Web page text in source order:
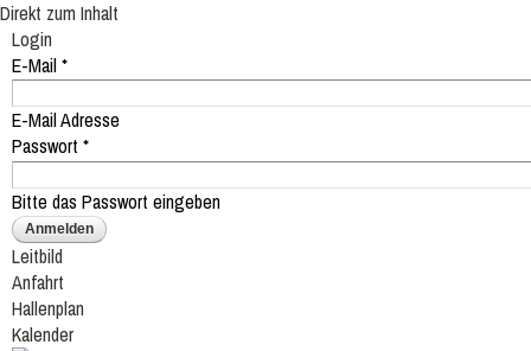
Direkt zum Inhalt
Login
E-Mail*
E-Mail Adresse
Passwort *
Bitte das Passwort eingeben
Leitbild
Anfahrt
Hallenplan
Kalender